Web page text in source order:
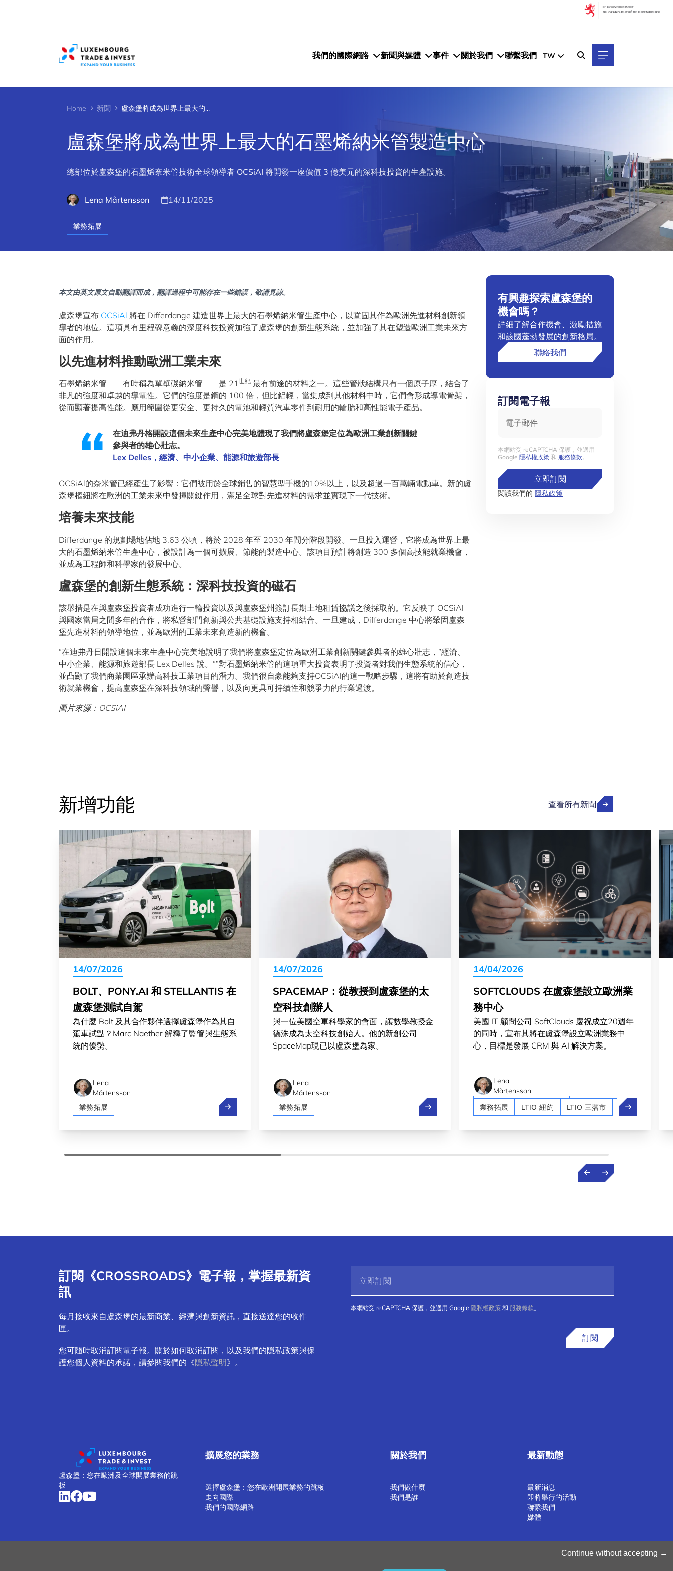
我們的國際網路 新聞與媒體 事件 關於我們 聯繫我們 TW
Home 新聞 盧森堡將成為世界上最大的石墨烯納米管製造中心
盧森堡將成為世界上最大的石墨烯納米管製造中心
總部位於盧森堡的石墨烯奈米管技術全球領導者 OCSiAI 將開發一座價值 3 億美元的深科技投資的生產設施。
Lena Mårtensson 14/11/2025
業務拓展
本文由英文原文自動翻譯而成，翻譯過程中可能存在一些錯誤，敬請見諒。
盧森堡宣布 OCSiAl 將在 Differdange 建造世界上最大的石墨烯納米管生產中心，以鞏固其作為歐洲先進材料創新領
導者的地位。這項具有里程碑意義的深度科技投資加強了盧森堡的創新生態系統，並加強了其在塑造歐洲工業未來方
面的作用。
以先進材料推動歐洲工業未來
石墨烯納米管——有時稱為單壁碳納米管——是 21世紀 最有前途的材料之一。這些管狀結構只有一個原子厚，結合了
非凡的強度和卓越的導電性。它們的強度是鋼的 100 倍，但比鋁輕，當集成到其他材料中時，它們會形成導電骨架，
從而顯著提高性能。應用範圍從更安全、更持久的電池和輕質汽車零件到耐用的輪胎和高性能電子產品。
在迪弗丹格開設這個未來生產中心完美地體現了我們將盧森堡定位為歐洲工業創新關鍵
參與者的雄心壯志。
Lex Delles，經濟、中小企業、能源和旅遊部長
OCSiAl的奈米管已經產生了影響：它們被用於全球銷售的智慧型手機的10%以上，以及超過一百萬輛電動車。新的盧
森堡樞紐將在歐洲的工業未來中發揮關鍵作用，滿足全球對先進材料的需求並實現下一代技術。
培養未來技能
Differdange 的規劃場地佔地 3.63 公頃，將於 2028 年至 2030 年間分階段開發。一旦投入運營，它將成為世界上最
大的石墨烯納米管生產中心，被設計為一個可擴展、節能的製造中心。該項目預計將創造 300 多個高技能就業機會，
並成為工程師和科學家的發展中心。
盧森堡的創新生態系統：深科技投資的磁石
該舉措是在與盧森堡投資者成功進行一輪投資以及與盧森堡州簽訂長期土地租賃協議之後採取的。它反映了 OCSiAl
與國家當局之間多年的合作，將私營部門創新與公共基礎設施支持相結合。一旦建成，Differdange 中心將鞏固盧森
堡先進材料的領導地位，並為歐洲的工業未來創造新的機會。
“在迪弗丹日開設這個未來生產中心完美地說明了我們將盧森堡定位為歐洲工業創新關鍵參與者的雄心壯志，”經濟、
中小企業、能源和旅遊部長 Lex Delles 說。“”對石墨烯納米管的這項重大投資表明了投資者對我們生態系統的信心，
並凸顯了我們商業園區承辦高科技工業項目的潛力。我們很自豪能夠支持OCSiAl的這一戰略步驟，這將有助於創造技
術就業機會，提高盧森堡在深科技領域的聲譽，以及向更具可持續性和競爭力的行業過渡。
圖片來源：OCSiAI
有興趣探索盧森堡的
機會嗎？
詳細了解合作機會、激勵措施
和該國蓬勃發展的創新格局。
聯絡我們
訂閱電子報
本網站受 reCAPTCHA 保護，並適用
Google隱私權政策 和 服務條款。
立即訂閱
閱讀我們的隱私政策
新增功能 查看所有新聞
14/07/2026
BOLT、PONY.AI 和 STELLANTIS 在
盧森堡測試自駕
為什麼 Bolt 及其合作夥伴選擇盧森堡作為其自
駕車試點？Marc Naether 解釋了監管與生態系
統的優勢。
Lena
Mårtensson
業務拓展
Bolt、Pony.ai 和 Stellantis 在盧森堡測試自駕
14/07/2026
SPACEMAP：從教授到盧森堡的太
空科技創辦人
與一位美國空軍科學家的會面，讓數學教授金
德洙成為太空科技創始人。他的新創公司
SpaceMap現已以盧森堡為家。
Lena
Mårtensson
業務拓展
SpaceMap：從教授到盧森堡的太空科技創辦人
14/04/2026
SOFTCLOUDS 在盧森堡設立歐洲業
務中心
美國 IT 顧問公司 SoftClouds 慶祝成立20週年
的同時，宣布其將在盧森堡設立歐洲業務中
心，目標是發展 CRM 與 AI 解決方案。
Lena
Mårtensson
業務拓展
LTIO 紐約 LTIO 三藩市
Artificial intelligence (AI)
SoftClouds 在
訂閱《CROSSROADS》電子報，掌握最新資
訊
每月接收來自盧森堡的最新商業、經濟與創新資訊，直接送達您的收件
匣。
您可隨時取消訂閱電子報。關於如何取消訂閱，以及我們的隱私政策與保
護您個人資料的承諾，請參閱我們的《隱私聲明》。
本網站受 reCAPTCHA 保護，並適用 Google 隱私權政策 和 服務條款。
訂閱
盧森堡：您在歐洲及全球開展業務的跳
板
擴展您的業務
選擇盧森堡：您在歐洲開展業務的跳板
走向國際
我們的國際網路
關於我們
我們做什麼
我們是誰
最新動態
最新消息
即將舉行的活動
聯繫我們
媒體
©2025 Luxinnovation GIE
Continue without accepting